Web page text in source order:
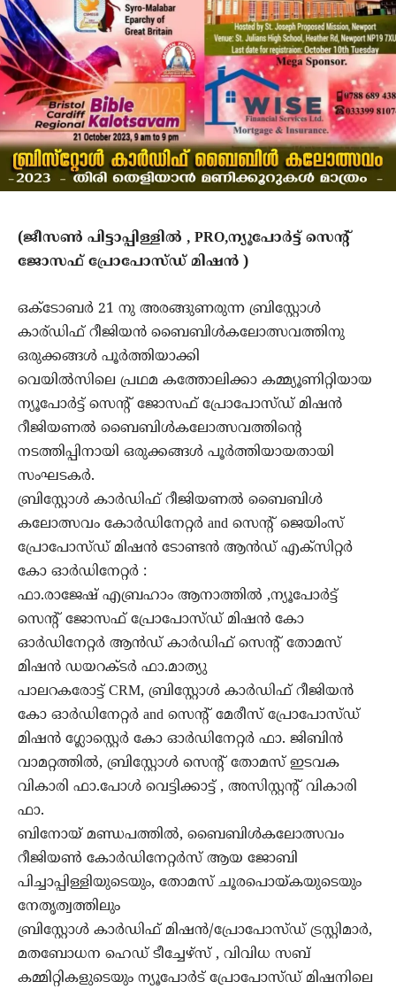
(ജീസൺ പിട്ടാപ്പിള്ളിൽ , PRO,ന്യൂപോർട്ട് സെന്റ്
ജോസഫ് പ്രോപോസ്ഡ് മിഷൻ )
ഒക്ടോബർ 21 നു അരങ്ങുണരുന്ന ബ്രിസ്റ്റോൾ
കാര്ഡിഫ് റീജിയൻ ബൈബിൾകലോത്സവത്തിനു
ഒരുക്കങ്ങൾ പൂർത്തിയാക്കി
വെയിൽസിലെ പ്രഥമ കത്തോലിക്കാ കമ്മ്യൂണിറ്റിയായ
ന്യൂപോർട്ട് സെന്റ് ജോസഫ് പ്രോപോസ്ഡ് മിഷൻ
റീജിയണൽ ബൈബിൾകലോത്സവത്തിന്റെ
നടത്തിപ്പിനായി ഒരുക്കങ്ങൾ പൂർത്തിയായതായി
സംഘടകർ.
ബ്രിസ്റ്റോൾ കാർഡിഫ്‌ റീജിയണൽ ബൈബിൾ
കലോത്സവം കോർഡിനേറ്റർ and സെന്റ് ജെയിംസ്
പ്രോപോസ്ഡ് മിഷൻ ടോണ്ടൻ ആൻഡ് എക്സിറ്റർ
കോ ഓർഡിനേറ്റർ :
ഫാ.രാജേഷ് എബ്രഹാം ആനാത്തിൽ ,ന്യൂപോർട്ട്
സെന്റ് ജോസഫ് പ്രോപോസ്ഡ് മിഷൻ കോ
ഓർഡിനേറ്റർ ആൻഡ് കാർഡിഫ് സെന്റ് തോമസ്
മിഷൻ ഡയറക്ടർ ഫാ.മാത്യു
പാലറകരോട്ട് CRM, ബ്രിസ്റ്റോൾ കാർഡിഫ് റീജിയൻ
കോ ഓർഡിനേറ്റർ and സെന്റ് മേരീസ് പ്രോപോസ്ഡ്
മിഷൻ ഗ്ലോസ്റ്റെർ കോ ഓർഡിനേറ്റർ ഫാ. ജിബിൻ
വാമറ്റത്തിൽ, ബ്രിസ്റ്റോൾ സെൻ്റ് തോമസ് ഇടവക
വികാരി ഫാ.പോൾ വെട്ടിക്കാട്ട് , അസിസ്റ്റന്റ് വികാരി
ഫാ.
ബിനോയ് മണ്ഡപത്തിൽ, ബൈബിൾകലോത്സവം
റീജിയൺ കോർഡിനേറ്റർസ് ആയ ജോബി
പിച്ചാപ്പിള്ളിയുടെയും, തോമസ് ചൂരപൊയ്കയുടെയും
നേതൃത്വത്തിലും
ബ്രിസ്റ്റോൾ കാർഡിഫ് മിഷൻ/പ്രോപോസ്ഡ് ട്രസ്റ്റിമാർ,
മതബോധന ഹെഡ് ടീച്ചേഴ്സ് , വിവിധ സബ്
കമ്മിറ്റികളുടെയും ന്യൂപോർട് പ്രോപോസ്ഡ് മിഷനിലെ